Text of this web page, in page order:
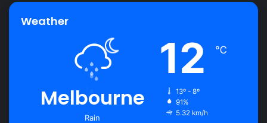
Weather
Melbourne
Rain
12 ℃
13º - 8º
91%
5.32 km/h